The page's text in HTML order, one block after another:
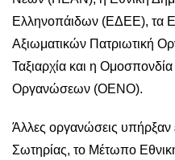
Ελληνοπάιδων (ΕΔΕΕ),
Αξιωματικών Πατριωτική
Ταξιαρχία και η
Οργανώσεων (ΟΕΝΟ).
Άλλες οργανώσεις υπήρξαν
Σωτηρίας, το Μέτωπο